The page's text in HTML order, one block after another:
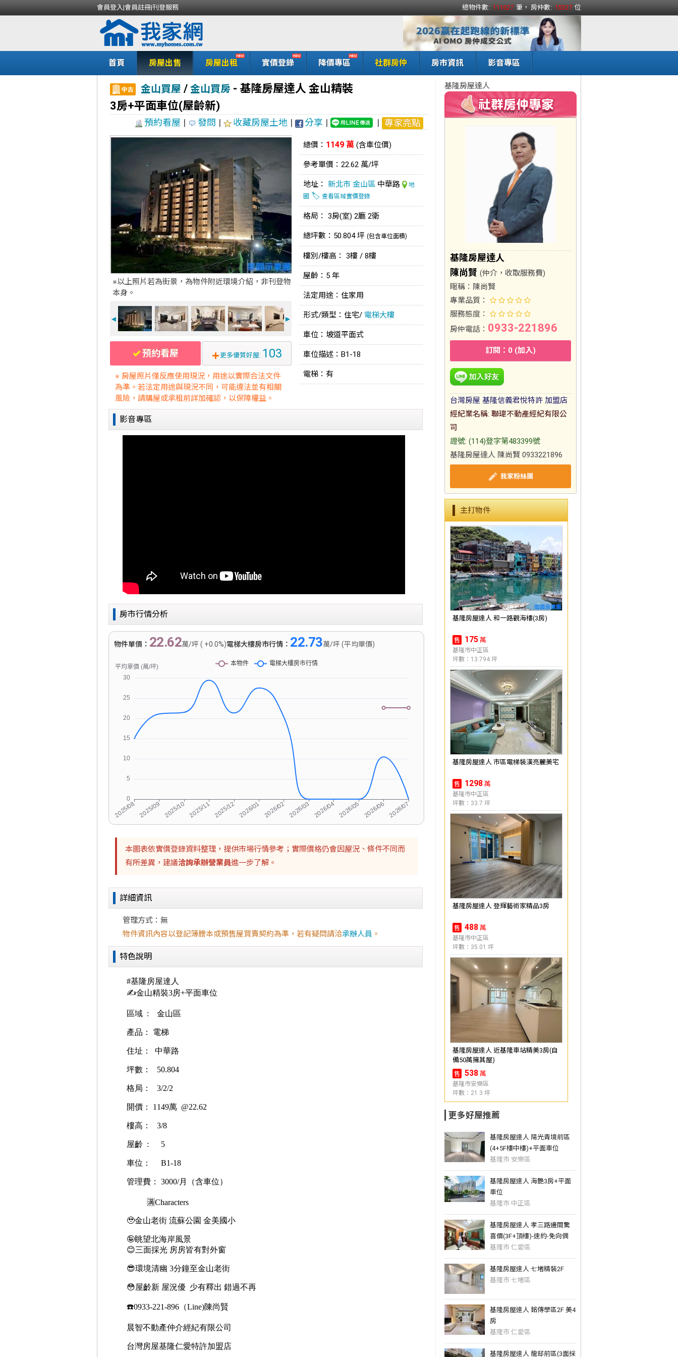
會員登入|會員註冊|刊登服務 總物件數: 111627 筆， 房仲數: 15327 位
首頁 房屋出售 房屋出租 實價登錄 降價專區 社群房仲 房市資訊 影音專區
金山買屋 / 金山買房 - 基隆房屋達人 金山精裝
3房+平面車位(屋齡新)
預約看屋 | 發問 | 收藏房屋土地 | 分享 | | 專家亮點
※以上照片若為街景，為物件附近環境介紹，非刊登物
本身。
◄ ►
預約看屋 更多優質好屋: 103
※ 房屋照片僅反應使用現況，用途以實際合法文件
為準。若法定用途與現況不同，可能違法並有相關
風險，請購屋或承租前詳加確認，以保障權益。
總價： 1149 萬 (含車位價)
參考單價：22.62 萬/坪
地址： 新北市 金山區 中華路
地
圖 🏷️ 查看區域實價登錄
格局： 3房(室) 2廳 2衛
總坪數：50.804 坪 (包含車位面積)
樓別/樓高： 3樓 / 8樓
屋齡：5 年
法定用途：住家用
形式/類型：住宅/ 電梯大樓
車位：坡道平面式
車位描述：B1-18
電梯：有
影音專區
房市行情分析
物件單價： 22.62萬/坪 ( +0.0%)電梯大樓房市行情： 22.73萬/坪 (平均單價)
本圖表依實價登錄資料整理，提供市場行情參考；實際價格仍會因屋況、條件不同而
有所差異，建議洽詢承辦營業員進一步了解。
詳細資訊
管理方式：無
物件資訊內容以登記簿謄本或預售屋買賣契約為準，若有疑問請洽承辦人員 。
特色說明
基隆房屋達人
基隆房屋達人
陳尚賢 (仲介，收取服務費)
暱稱： 陳尚賢
專業品質：
服務態度：
房仲電話： 0933-221896
訂閱：0 (加入)
台灣房屋 基隆信義君悅特許 加盟店
經紀業名稱: 聯瑋不動產經紀有限公
司
證號: (114)登字第483399號
基隆房屋達人 陳尚賢 0933221896
我家粉絲團
主打物件
基隆房屋達人 和一路觀海樓(3房)
售 175 萬
基隆市中正區
坪數：13.794 坪
基隆房屋達人 市區電梯裝潢亮麗美宅
售 1298 萬
基隆市中正區
坪數：33.7 坪
基隆房屋達人 登輝藝術家精品3房
售 488 萬
基隆市中正區
坪數：35.01 坪
基隆房屋達人 近基隆車站精美3房(自
備50萬擁其屋)
售 538 萬
基隆市安樂區
坪數：21.3 坪
更多好屋推薦
基隆房屋達人 陽光青境前區
(4+5F樓中樓)+平面車位
基隆市 安樂區
基隆房屋達人 海艷3房+平面
車位
基隆市 中正區
基隆房屋達人 孝三路邊間驚
喜價(3F+頂樓)-速約-免向偶
基隆市 仁愛區
基隆房屋達人 七堵精裝2F
基隆市 七堵區
基隆房屋達人 銘傳學區2F 美4
房
基隆市 仁愛區
基隆房屋達人 龍邸前區(3面採